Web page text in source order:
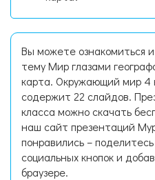
Вы можете ознакомиться
тему Мир глазами
карта. Окружающий мир 4
содержит 22 слайдов.
класса можно скачать
наш сайт презентаций
понравились –
социальных кнопок и
браузере.